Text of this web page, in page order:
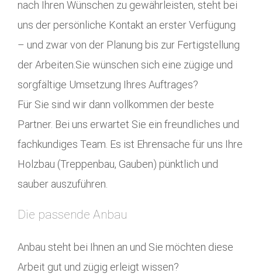
nach Ihren Wünschen zu gewährleisten, steht bei
uns der persönliche Kontakt an erster Verfügung
– und zwar von der Planung bis zur Fertigstellung
der Arbeiten.Sie wünschen sich eine zügige und
sorgfältige Umsetzung Ihres Auftrages?
Für Sie sind wir dann vollkommen der beste
Partner. Bei uns erwartet Sie ein freundliches und
fachkundiges Team. Es ist Ehrensache für uns Ihre
Holzbau (Treppenbau, Gauben) pünktlich und
sauber auszuführen.
Die passende Anbau
Anbau steht bei Ihnen an und Sie möchten diese
Arbeit gut und zügig erleigt wissen?